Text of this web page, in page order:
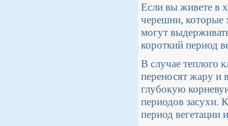
Если вы живете в
черешни, которые
могут
короткий период
В случае теплого
переносят жару и
глубокую
периодов засухи.
период вегетации